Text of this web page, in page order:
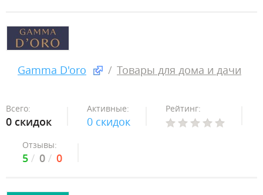
Gamma D'oro Товары для дома и дачи
Всего:
0 скидок
Активные:
0 скидок
Рейтинг:
Отзывы:
5 0 0